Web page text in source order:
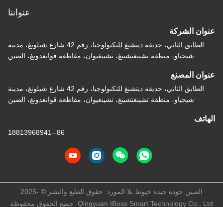
عنواننا
عنوان الشركة
الطابق الثاني، حديقة ديتشنغ للتكنولوجيا، رقم 42 شارع شيلونغ، مدينة
شيجياو، منطقة تشينغتشينغ، تشينغيوان، مقاطعة قوانغدونغ، الصين
عنوان المصنع
الطابق الثاني، حديقة ديتشنغ للتكنولوجيا، رقم 42 شارع شيلونغ، مدينة
شيجياو، منطقة تشينغتشينغ، تشينغيوان، مقاطعة قوانغدونغ، الصين
الهاتف
86--18813968941
الصين جودة جيدة خيوط بلا المورد. حقوق الطبع والنشر © -2025
Qingyuan IBoss Smart Technology Co., Ltd. جميع الحقوق محفوظة